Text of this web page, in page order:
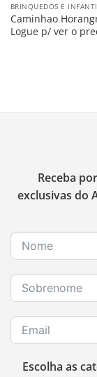
BRINQUEDOS E
Caminhao
Logue p/ ver o
Receba
exclusivas do
Escolha as